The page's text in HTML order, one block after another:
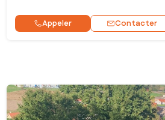
Appeler Contacter